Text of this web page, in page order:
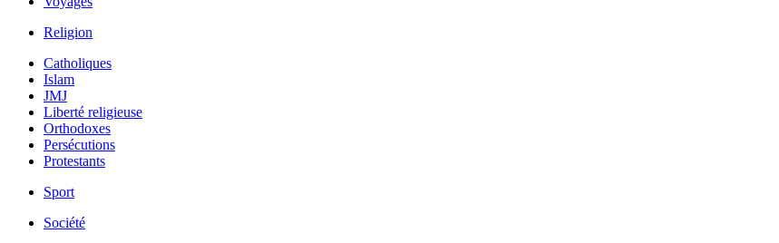
Religion
Catholiques
Islam
JMJ
Liberté religieuse
Orthodoxes
Persécutions
Protestants
Sport
Société